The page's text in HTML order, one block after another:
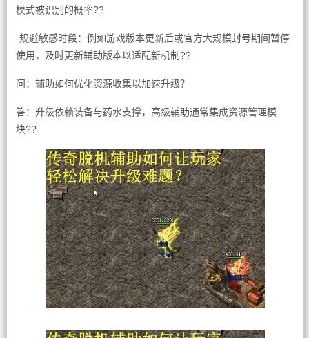
模式被识别的概率??
-规避敏感时段：例如游戏版本更新后或官方大规模封号期间暂停
使用，及时更新辅助版本以适配新机制??
问：辅助如何优化资源收集以加速升级？
答：升级依赖装备与药水支撑，高级辅助通常集成资源管理模
块??